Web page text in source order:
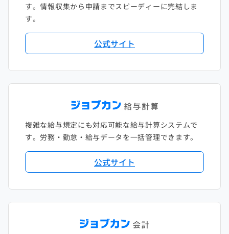
す。情報収集から申請までスピーディーに完結しま
す。
公式サイト
複雑な給与規定にも対応可能な給与計算システムで
す。労務・勤怠・給与データを一括管理できます。
公式サイト